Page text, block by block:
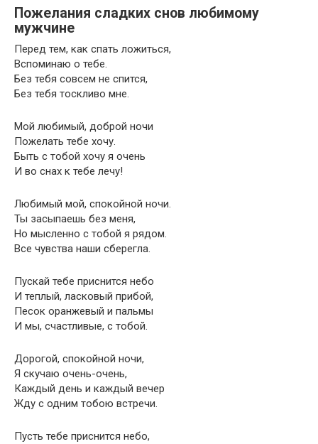
Пожелания сладких снов любимому
мужчине
Перед тем, как спать ложиться,
Вспоминаю о тебе.
Без тебя совсем не спится,
Без тебя тоскливо мне.
Мой любимый, доброй ночи
Пожелать тебе хочу.
Быть с тобой хочу я очень
И во снах к тебе лечу!
Любимый мой, спокойной ночи.
Ты засыпаешь без меня,
Но мысленно с тобой я рядом.
Все чувства наши сберегла.
Пускай тебе приснится небо
И теплый, ласковый прибой,
Песок оранжевый и пальмы
И мы, счастливые, с тобой.
Дорогой, спокойной ночи,
Я скучаю очень-очень,
Каждый день и каждый вечер
Жду с одним тобою встречи.
Пусть тебе приснится небо,